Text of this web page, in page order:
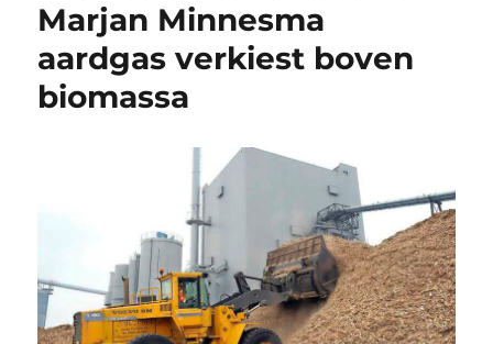
Marjan Minnesma
aardgas verkiest boven
biomassa